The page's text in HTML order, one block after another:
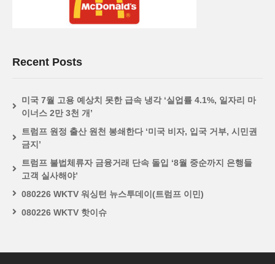
Recent Posts
미국 7월 고용 예상치 못한 급속 냉각 ‘실업률 4.1%, 일자리 마
이너스 2만 3천 개’
트럼프 원정 출산 원천 봉쇄한다 ‘미국 비자, 입국 거부, 시민권
금지’
트럼프 불법체류자 금융거래 단속 돌입 ‘8월 중순까지 은행들
고객 실사해야’
080226 WKTV 워싱턴 뉴스투데이(트럼프 이민)
080226 WKTV 핫이슈